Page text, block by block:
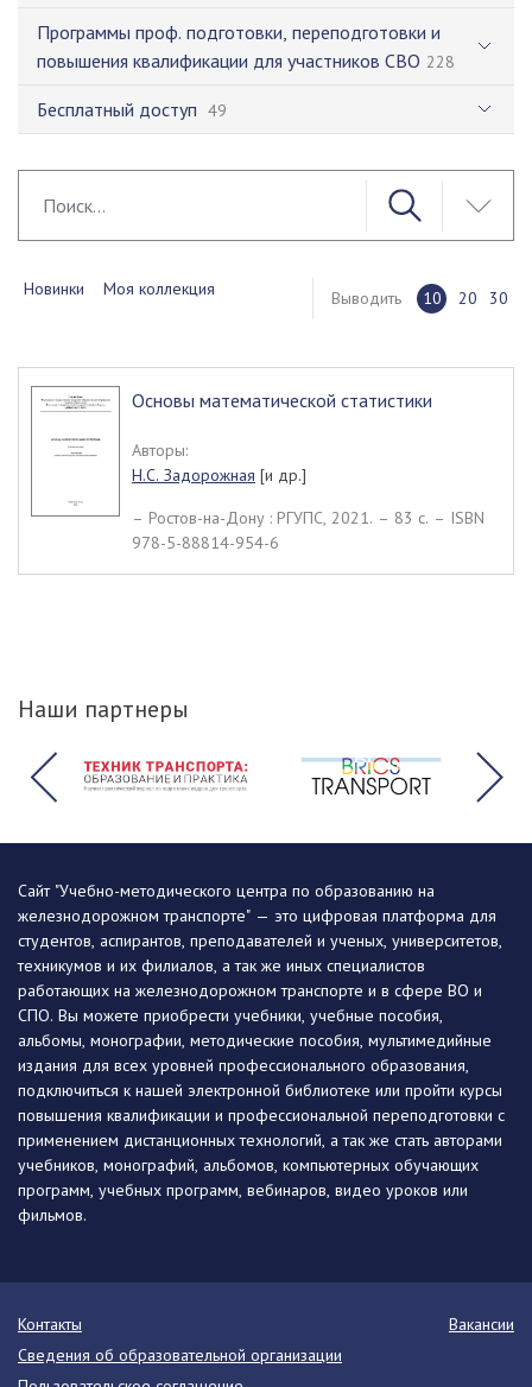
Программы проф. подготовки, переподготовки и
повышения квалификации для участников СВО 228
Бесплатный доступ 49
Новинки Моя коллекция Выводить 10 20 30
Основы математической статистики
Авторы:
Н.С. Задорожная [и др.]
– Ростов-на-Дону : РГУПС, 2021. – 83 c. – ISBN
978-5-88814-954-6
Наши партнеры
Сайт "Учебно-методического центра по образованию на
железнодорожном транспорте" — это цифровая платформа для
студентов, аспирантов, преподавателей и ученых, университетов,
техникумов и их филиалов, а так же иных специалистов
работающих на железнодорожном транспорте и в сфере ВО и
СПО. Вы можете приобрести учебники, учебные пособия,
альбомы, монографии, методические пособия, мультимедийные
издания для всех уровней профессионального образования,
подключиться к нашей электронной библиотеке или пройти курсы
повышения квалификации и профессиональной переподготовки с
применением дистанционных технологий, а так же стать авторами
учебников, монографий, альбомов, компьютерных обучающих
программ, учебных программ, вебинаров, видео уроков или
фильмов.
Контакты
Вакансии
Сведения об образовательной организации